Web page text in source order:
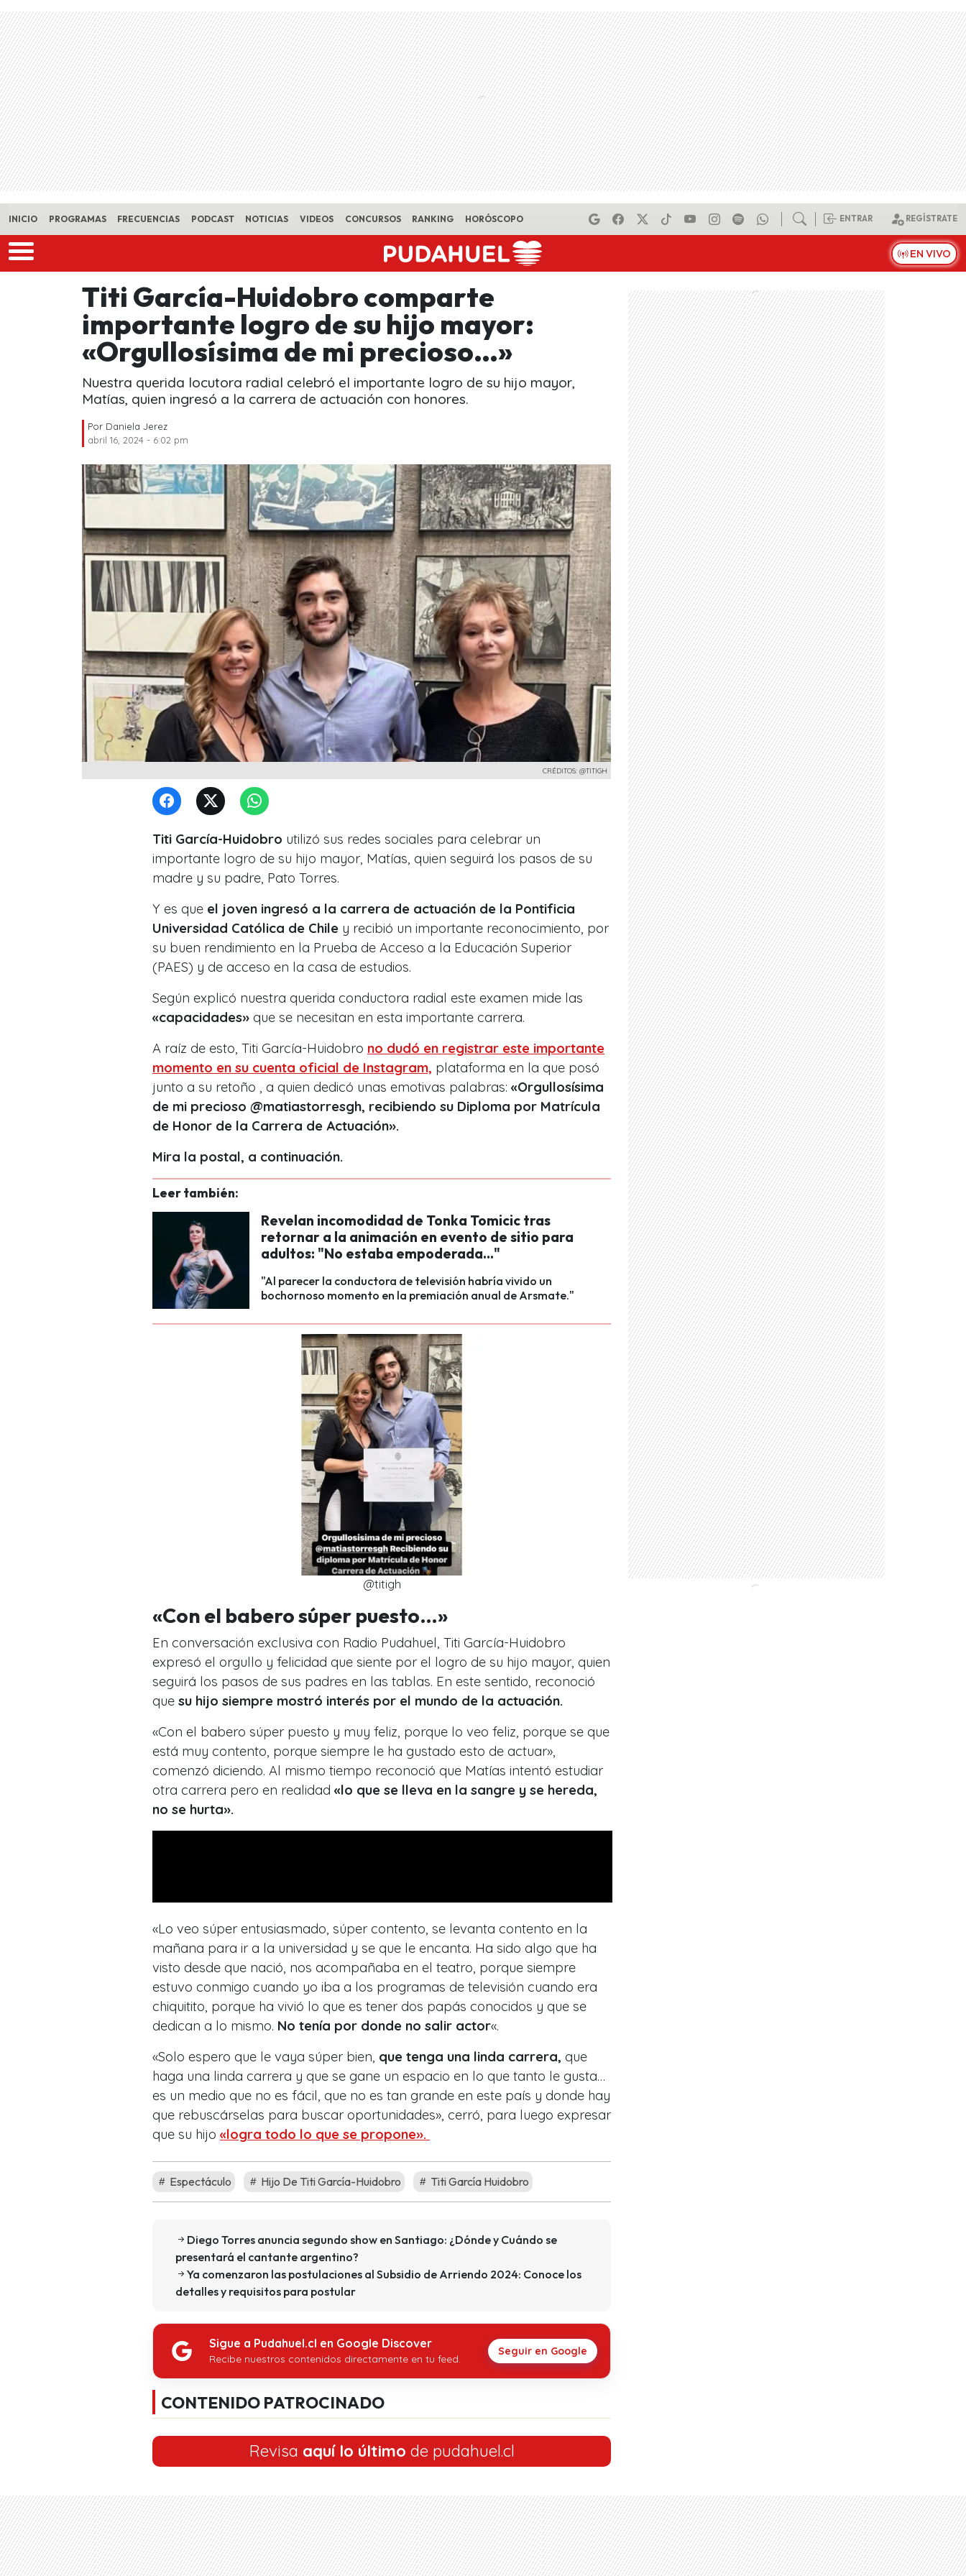
Skip to main content
INICIO PROGRAMAS FRECUENCIAS PODCAST NOTICIAS VIDEOS CONCURSOS RANKING HORÓSCOPO ENTRAR REGÍSTRATE
EN VIVO
Titi García-Huidobro comparte
importante logro de su hijo mayor:
«Orgullosísima de mi precioso…»
Nuestra querida locutora radial celebró el importante logro de su hijo mayor,
Matías, quien ingresó a la carrera de actuación con honores.
Por Daniela Jerez
abril 16, 2024 - 6:02 pm
CRÉDITOS: @TITIGH
Titi García-Huidobro utilizó sus redes sociales para celebrar un
importante logro de su hijo mayor, Matías, quien seguirá los pasos de su
madre y su padre, Pato Torres.
Y es que el joven ingresó a la carrera de actuación de la Pontificia
Universidad Católica de Chile y recibió un importante reconocimiento, por
su buen rendimiento en la Prueba de Acceso a la Educación Superior
(PAES) y de acceso en la casa de estudios.
Según explicó nuestra querida conductora radial este examen mide las
«capacidades» que se necesitan en esta importante carrera.
A raíz de esto, Titi García-Huidobro no dudó en registrar este importante
momento en su cuenta oficial de Instagram, plataforma en la que posó
junto a su retoño , a quien dedicó unas emotivas palabras: «Orgullosísima
de mi precioso @matiastorresgh, recibiendo su Diploma por Matrícula
de Honor de la Carrera de Actuación».
Mira la postal, a continuación.
Leer también:
Revelan incomodidad de Tonka Tomicic tras
retornar a la animación en evento de sitio para
adultos: "No estaba empoderada..."
"Al parecer la conductora de televisión habría vivido un
bochornoso momento en la premiación anual de Arsmate."
@titigh
«Con el babero súper puesto…»
En conversación exclusiva con Radio Pudahuel, Titi García-Huidobro
expresó el orgullo y felicidad que siente por el logro de su hijo mayor, quien
seguirá los pasos de sus padres en las tablas. En este sentido, reconoció
que su hijo siempre mostró interés por el mundo de la actuación.
«Con el babero súper puesto y muy feliz, porque lo veo feliz, porque se que
está muy contento, porque siempre le ha gustado esto de actuar»,
comenzó diciendo. Al mismo tiempo reconoció que Matías intentó estudiar
otra carrera pero en realidad «lo que se lleva en la sangre y se hereda,
no se hurta».
«Lo veo súper entusiasmado, súper contento, se levanta contento en la
mañana para ir a la universidad y se que le encanta. Ha sido algo que ha
visto desde que nació, nos acompañaba en el teatro, porque siempre
estuvo conmigo cuando yo iba a los programas de televisión cuando era
chiquitito, porque ha vivió lo que es tener dos papás conocidos y que se
dedican a lo mismo. No tenía por donde no salir actor«.
«Solo espero que le vaya súper bien, que tenga una linda carrera, que
haga una linda carrera y que se gane un espacio en lo que tanto le gusta…
es un medio que no es fácil, que no es tan grande en este país y donde hay
que rebuscárselas para buscar oportunidades», cerró, para luego expresar
que su hijo «logra todo lo que se propone».
Espectáculo Hijo De Titi García-Huidobro Titi García Huidobro
Diego Torres anuncia segundo show en Santiago: ¿Dónde y Cuándo se
presentará el cantante argentino?
Ya comenzaron las postulaciones al Subsidio de Arriendo 2024: Conoce los
detalles y requisitos para postular
Sigue a Pudahuel.cl en Google Discover
Recibe nuestros contenidos directamente en tu feed.
Seguir en Google
CONTENIDO PATROCINADO
Revisa aquí lo último de pudahuel.cl